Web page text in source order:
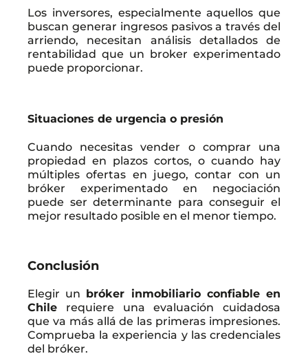
Los inversores, especialmente aquellos que
buscan generar ingresos pasivos a través del
arriendo, necesitan análisis detallados de
rentabilidad que un broker experimentado
puede proporcionar.
Situaciones de urgencia o presión
Cuando necesitas vender o comprar una
propiedad en plazos cortos, o cuando hay
múltiples ofertas en juego, contar con un
bróker experimentado en negociación
puede ser determinante para conseguir el
mejor resultado posible en el menor tiempo.
Conclusión
Elegir un bróker inmobiliario confiable en
Chile requiere una evaluación cuidadosa
que va más allá de las primeras impresiones.
Comprueba la experiencia y las credenciales
del bróker.